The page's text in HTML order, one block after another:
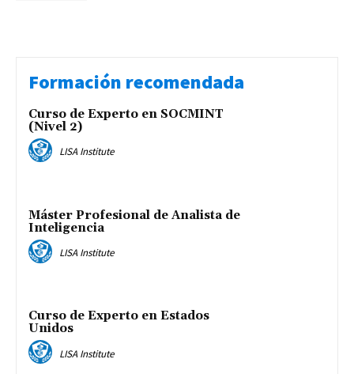
Formación recomendada
Curso de Experto en SOCMINT
(Nivel 2)
LISA Institute
Máster Profesional de Analista de
Inteligencia
LISA Institute
Curso de Experto en Estados
Unidos
LISA Institute